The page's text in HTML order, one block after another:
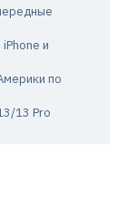
и
по
13 Pro